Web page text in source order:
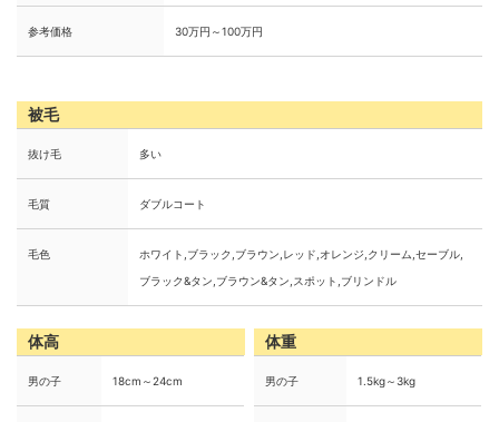
参考価格 30万円～100万円
被毛
抜け毛 多い
毛質 ダブルコート
毛色
ホワイト,ブラック,ブラウン,レッド,オレンジ,クリーム,セーブル,
ブラック&タン,ブラウン&タン,スポット,ブリンドル
体高
男の子 18cm～24cm
体重
男の子 1.5kg～3kg